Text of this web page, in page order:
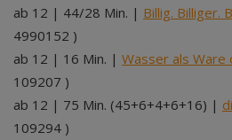
ab 12 | 44/28 Min. | Billig. Billiger.
4990152 )
ab 12 | 16 Min. | Wasser als Ware
109207 )
ab 12 | 75 Min. (45+6+4+6+16) |
109294 )